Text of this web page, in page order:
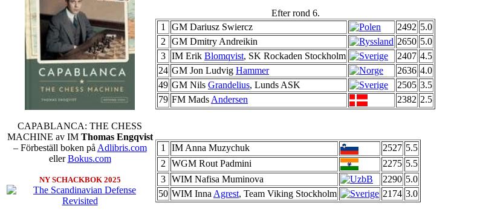
CAPABLANCA: THE CHESS
MACHINE av IM Thomas Engqvist
– Förbeställ boken på Adlibris.com
ellerBokus.com
NY SCHACKBOK 2025
Efter rond 6.
1
GM Dariusz Swiercz 2492 5.0
2
GM Dmitry Andreikin 2650 5.0
3 IM Erik Blomqvist, SK Rockaden Stockholm 2407 4.5
24 GM Jon Ludvig Hammer 2636 4.0
49 GM Nils Grandelius, Lunds ASK 2505 3.5
79 FM Mads Andersen 2382 2.5
1 IM Anna Muzychuk 2527 5.5
2
WGM Rout Padmini 2275 5.5
3 WIM Nafisa Muminova 2290 5.0
50 WIM Inna Agrest, Team Viking Stockholm 2174 3.0